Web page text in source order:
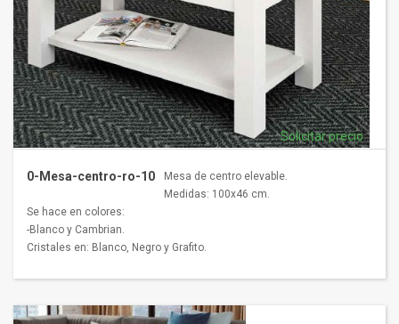
0-Mesa-centro-ro-10
Solicitar precio
Mesa de centro elevable.
Medidas: 100x46 cm.
Se hace en colores:
-Blanco y Cambrian.
Cristales en: Blanco, Negro y Grafito.